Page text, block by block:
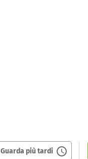
Guarda più tardi